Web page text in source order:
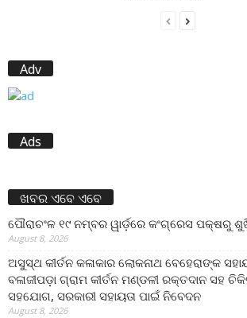
Adv
Ads
ଖବର ଏବେ ଏବେ
ପୌରାଚଂଳ ୧୯ ନମ୍ବର ୱାର୍ଡ଼ରେ କଂଗ୍ରେସ ପକ୍ଷରୁ
August 8, 2026
ଅସୁସ୍ଥ କୀର୍ତନ କଳାକାର ଲୋକନାଥ ବେହେରାଙ୍କ
ବଳାଜୀପଡ଼ା ଗ୍ରାମ କୀର୍ତନ ମଣ୍ଡଳୀ ରକ୍ତଦାନ ସହ
ସହଯୋଗ, ସରକାରୀ ସହାୟତା ପାଇଁ ନିବେଦନ
August 8, 2026